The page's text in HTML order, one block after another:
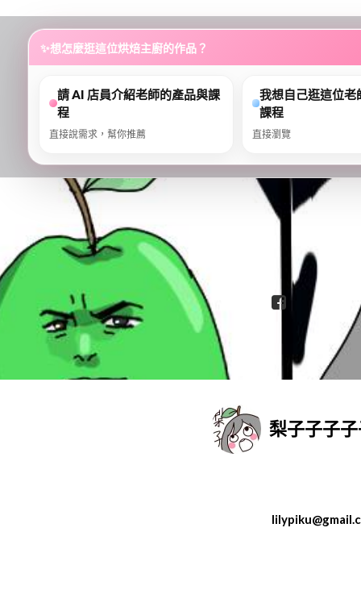
...
梨子子子
✨想怎麼逛這位烘焙主廚的作品？
請 AI 店員介紹老師的產品與課
程
直接說需求，幫你推薦
我想自己逛這位老
課程
直接瀏覽